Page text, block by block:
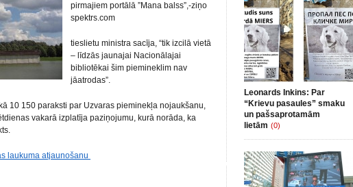
pirmajiem portālā ”Mana balss”,-ziņo
spektrs.com
tieslietu ministra sacīja, “tik izcilā vietā
– līdzās jaunajai Nacionālajai
bibliotēkai šim piemineklim nav
jāatrodas”.
10 150 paraksti par Uzvaras pieminekļa nojaukšanu,
vakarā izplatīja paziņojumu, kurā norāda, ka
laukuma atjaunošanu
Leonards Inkins: Par
“Krievu pasaules” smaku
un pašsaprotamām
lietām (0)